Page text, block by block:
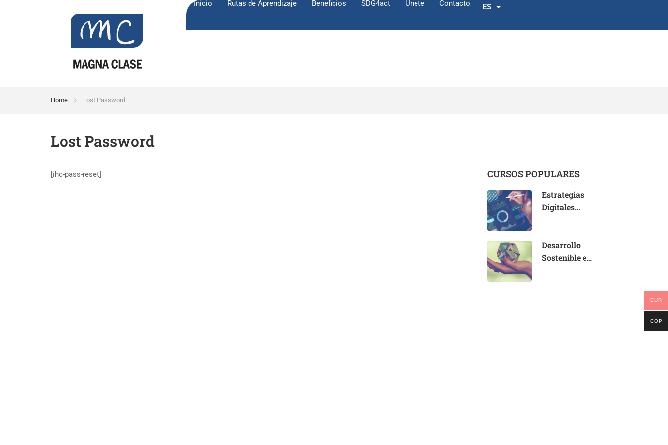
Inicio Rutas de Aprendizaje Beneficios SDG4act Únete Contacto ES
EN
Home Lost Password
Lost Password
[ihc-pass-reset] CURSOS POPULARES
Estrategias
Digitales
Desarrollo
Sostenible e
EUR
COP